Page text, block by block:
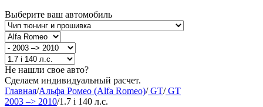
Выберите ваш автомобиль
Не нашли свое авто?
Сделаем индивидуальный расчет.
Главная/Альфа Ромео (Alfa Romeo)/GT/GT
2003 –> 2010/1.7 i 140 л.с.